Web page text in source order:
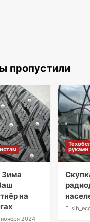
пропустили
на
2024
руками